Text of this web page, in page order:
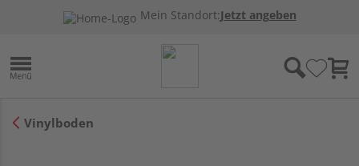
Mein Standort:Jetzt angeben
Vinylboden